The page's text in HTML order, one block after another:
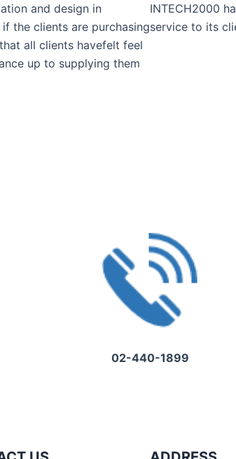
and design in
the clients are purchasing
all clients havefelt feel
up to supplying them
INTECH2000
service to its
02-440-1899